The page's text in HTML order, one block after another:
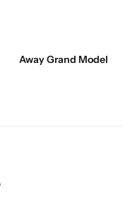
Away Grand Model